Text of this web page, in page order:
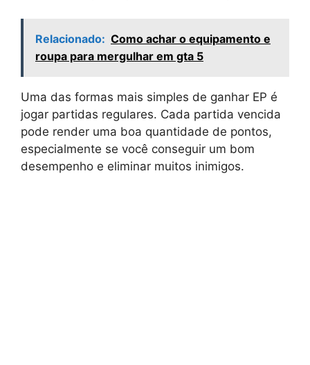
Relacionado: Como achar o equipamento e
roupa para mergulhar em gta 5
Uma das formas mais simples de ganhar EP é
jogar partidas regulares. Cada partida vencida
pode render uma boa quantidade de pontos,
especialmente se você conseguir um bom
desempenho e eliminar muitos inimigos.